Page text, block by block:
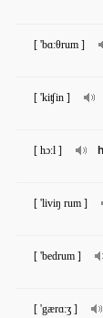
[ 'bɑ:θrum ]
[ 'kiʧin ]
[ hɔ:l ]
[ 'liviŋ rum ]
[ 'bedrum ]
[ 'gærɑ:ʒ ]